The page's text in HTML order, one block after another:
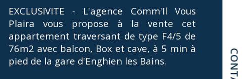
Caractéristiques Valeurs
Nombre de pièces
EXCLUSIVITE - L'agence Comm'Il Vous
Plaira vous propose à la vente cet
appartement traversant de type F4/5 de
76m2 avec balcon, Box et cave, à 5 min à
pied de la gare d'Enghien les Bains.